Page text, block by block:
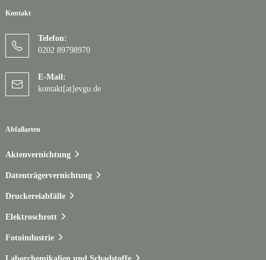
Kontakt
Telefon:
0202 89798970
E-Mail:
kontakt[at]evgu.de
Abfallarten
Aktenvernichtung
Datenträgervernichtung
Druckereiabfälle
Elektroschrott
Fotoindustrie